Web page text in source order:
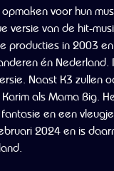
voor hun
versie van de hit-
producties in 2003
én Nederland.
Naast K3 zullen
als Mama Big.
en een
2024 en is